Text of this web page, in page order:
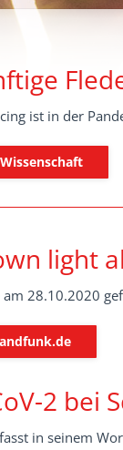
ist in der
Wissenschaft
light
28.10.2020
2 bei
in seinem